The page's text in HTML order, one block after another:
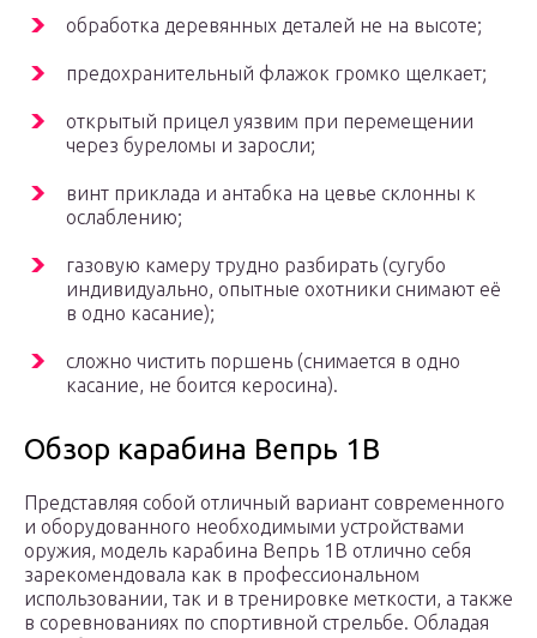
обработка деревянных деталей не на высоте;
предохранительный флажок громко щелкает;
открытый прицел уязвим при перемещении
через буреломы и заросли;
винт приклада и антабка на цевье склонны к
ослаблению;
газовую камеру трудно разбирать (сугубо
индивидуально, опытные охотники снимают её
в одно касание);
сложно чистить поршень (снимается в одно
касание, не боится керосина).
Обзор карабина Вепрь 1В
Представляя собой отличный вариант современного
и оборудованного необходимыми устройствами
оружия, модель карабина Вепрь 1В отлично себя
зарекомендовала как в профессиональном
использовании, так и в тренировке меткости, а также
в соревнованиях по спортивной стрельбе. Обладая